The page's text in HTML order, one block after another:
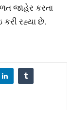
જાહેર કરતા
રહ્યા છે.